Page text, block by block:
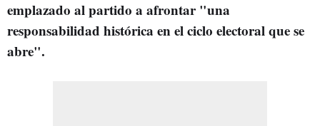
emplazado al partido a afrontar "una
responsabilidad histórica en el ciclo electoral que se
abre".